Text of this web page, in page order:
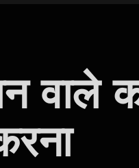
वाले